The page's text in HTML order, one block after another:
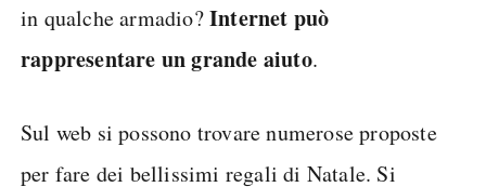
in qualche armadio?Internet può
rappresentare un grande aiuto.
Sul web si possono trovare numerose proposte
per fare dei bellissimi regali di Natale. Si